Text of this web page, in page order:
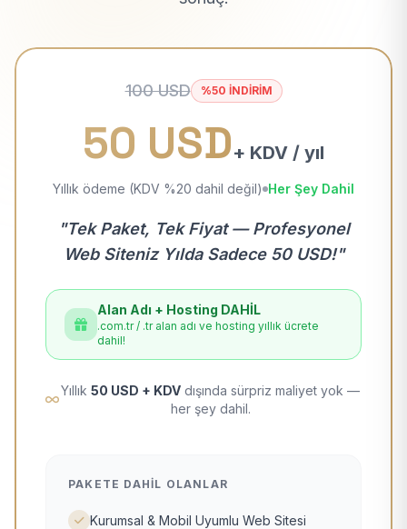
100 USD %50 İNDİRİM
50 USD+ KDV / yıl
Yıllık ödeme (KDV %20 dahil değil) Her Şey Dahil
"Tek Paket, Tek Fiyat — Profesyonel
Web Siteniz Yılda Sadece 50 USD!"
Alan Adı + Hosting DAHİL
.com.tr / .tr alan adı ve hosting yıllık ücrete
dahil!
Yıllık 50 USD + KDV dışında sürpriz maliyet yok —
her şey dahil.
PAKETE DAHIL OLANLAR
Kurumsal & Mobil Uyumlu Web Sitesi